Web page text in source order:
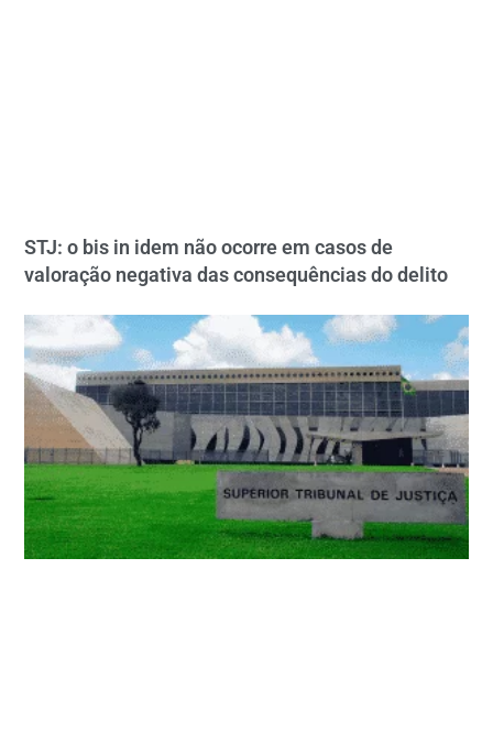
STJ: o bis in idem não ocorre em casos de
valoração negativa das consequências do delito